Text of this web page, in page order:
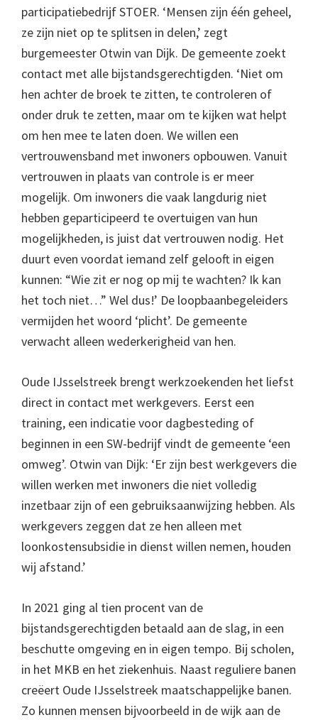
participatiebedrijf STOER. ‘Mensen zijn één geheel,
ze zijn niet op te splitsen in delen,’ zegt
burgemeester Otwin van Dijk. De gemeente zoekt
contact met alle bijstandsgerechtigden. ‘Niet om
hen achter de broek te zitten, te controleren of
onder druk te zetten, maar om te kijken wat helpt
om hen mee te laten doen. We willen een
vertrouwensband met inwoners opbouwen. Vanuit
vertrouwen in plaats van controle is er meer
mogelijk. Om inwoners die vaak langdurig niet
hebben geparticipeerd te overtuigen van hun
mogelijkheden, is juist dat vertrouwen nodig. Het
duurt even voordat iemand zelf gelooft in eigen
kunnen: “Wie zit er nog op mij te wachten? Ik kan
het toch niet…” Wel dus!’ De loopbaanbegeleiders
vermijden het woord ‘plicht’. De gemeente
verwacht alleen wederkerigheid van hen.
Oude IJsselstreek brengt werkzoekenden het liefst
direct in contact met werkgevers. Eerst een
training, een indicatie voor dagbesteding of
beginnen in een SW-bedrijf vindt de gemeente ‘een
omweg’. Otwin van Dijk: ‘Er zijn best werkgevers die
willen werken met inwoners die niet volledig
inzetbaar zijn of een gebruiksaanwijzing hebben. Als
werkgevers zeggen dat ze hen alleen met
loonkostensubsidie in dienst willen nemen, houden
wij afstand.’
In 2021 ging al tien procent van de
bijstandsgerechtigden betaald aan de slag, in een
beschutte omgeving en in eigen tempo. Bij scholen,
in het MKB en het ziekenhuis. Naast reguliere banen
creëert Oude IJsselstreek maatschappelijke banen.
Zo kunnen mensen bijvoorbeeld in de wijk aan de